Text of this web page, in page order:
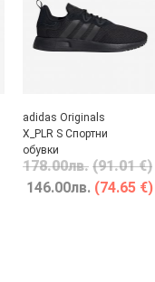
adidas Originals
X_PLR S Спортни
обувки
178.00лв. (91.01 €)
146.00лв. (74.65 €)